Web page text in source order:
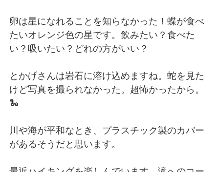
卵は星になれることを知らなかった！蝶が食べ
たいオレンジ色の星です。飲みたい？食べた
い？吸いたい？どれの方がいい？
とかげさんは岩石に溶け込めますね。蛇を見た
けど写真を撮られなかった。超怖かったから。
🐍
川や海が平和なとき、プラスチック製のカバー
があるそうだと思います。